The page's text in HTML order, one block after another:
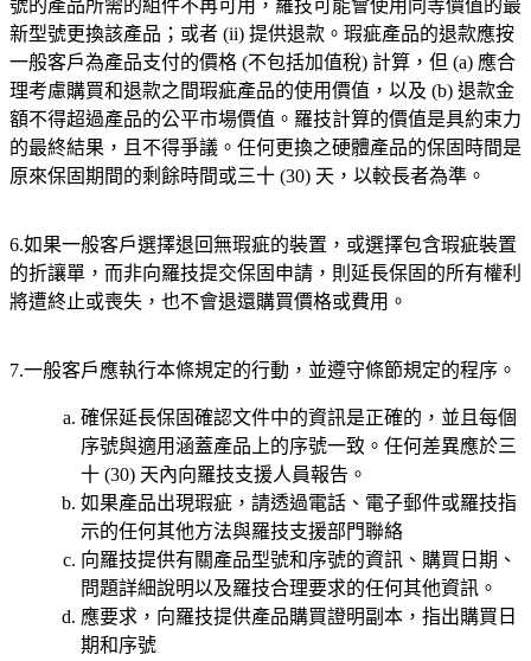
號的產品所需的組件不再可用，羅技可能會使用同等價值的最
新型號更換該產品；或者 (ii) 提供退款。瑕疵產品的退款應按
一般客戶為產品支付的價格 (不包括加值稅) 計算，但 (a) 應合
理考慮購買和退款之間瑕疵產品的使用價值，以及 (b) 退款金
額不得超過產品的公平市場價值。羅技計算的價值是具約束力
的最終結果，且不得爭議。任何更換之硬體產品的保固時間是
原來保固期間的剩餘時間或三十 (30) 天，以較長者為準。
6.如果一般客戶選擇退回無瑕疵的裝置，或選擇包含瑕疵裝置
的折讓單，而非向羅技提交保固申請，則延長保固的所有權利
將遭終止或喪失，也不會退還購買價格或費用。
7.一般客戶應執行本條規定的行動，並遵守條節規定的程序。
確保延長保固確認文件中的資訊是正確的，並且每個
序號與適用涵蓋產品上的序號一致。任何差異應於三
十 (30) 天內向羅技支援人員報告。
如果產品出現瑕疵，請透過電話、電子郵件或羅技指
示的任何其他方法與羅技支援部門聯絡
向羅技提供有關產品型號和序號的資訊、購買日期、
問題詳細說明以及羅技合理要求的任何其他資訊。
應要求，向羅技提供產品購買證明副本，指出購買日
期和序號